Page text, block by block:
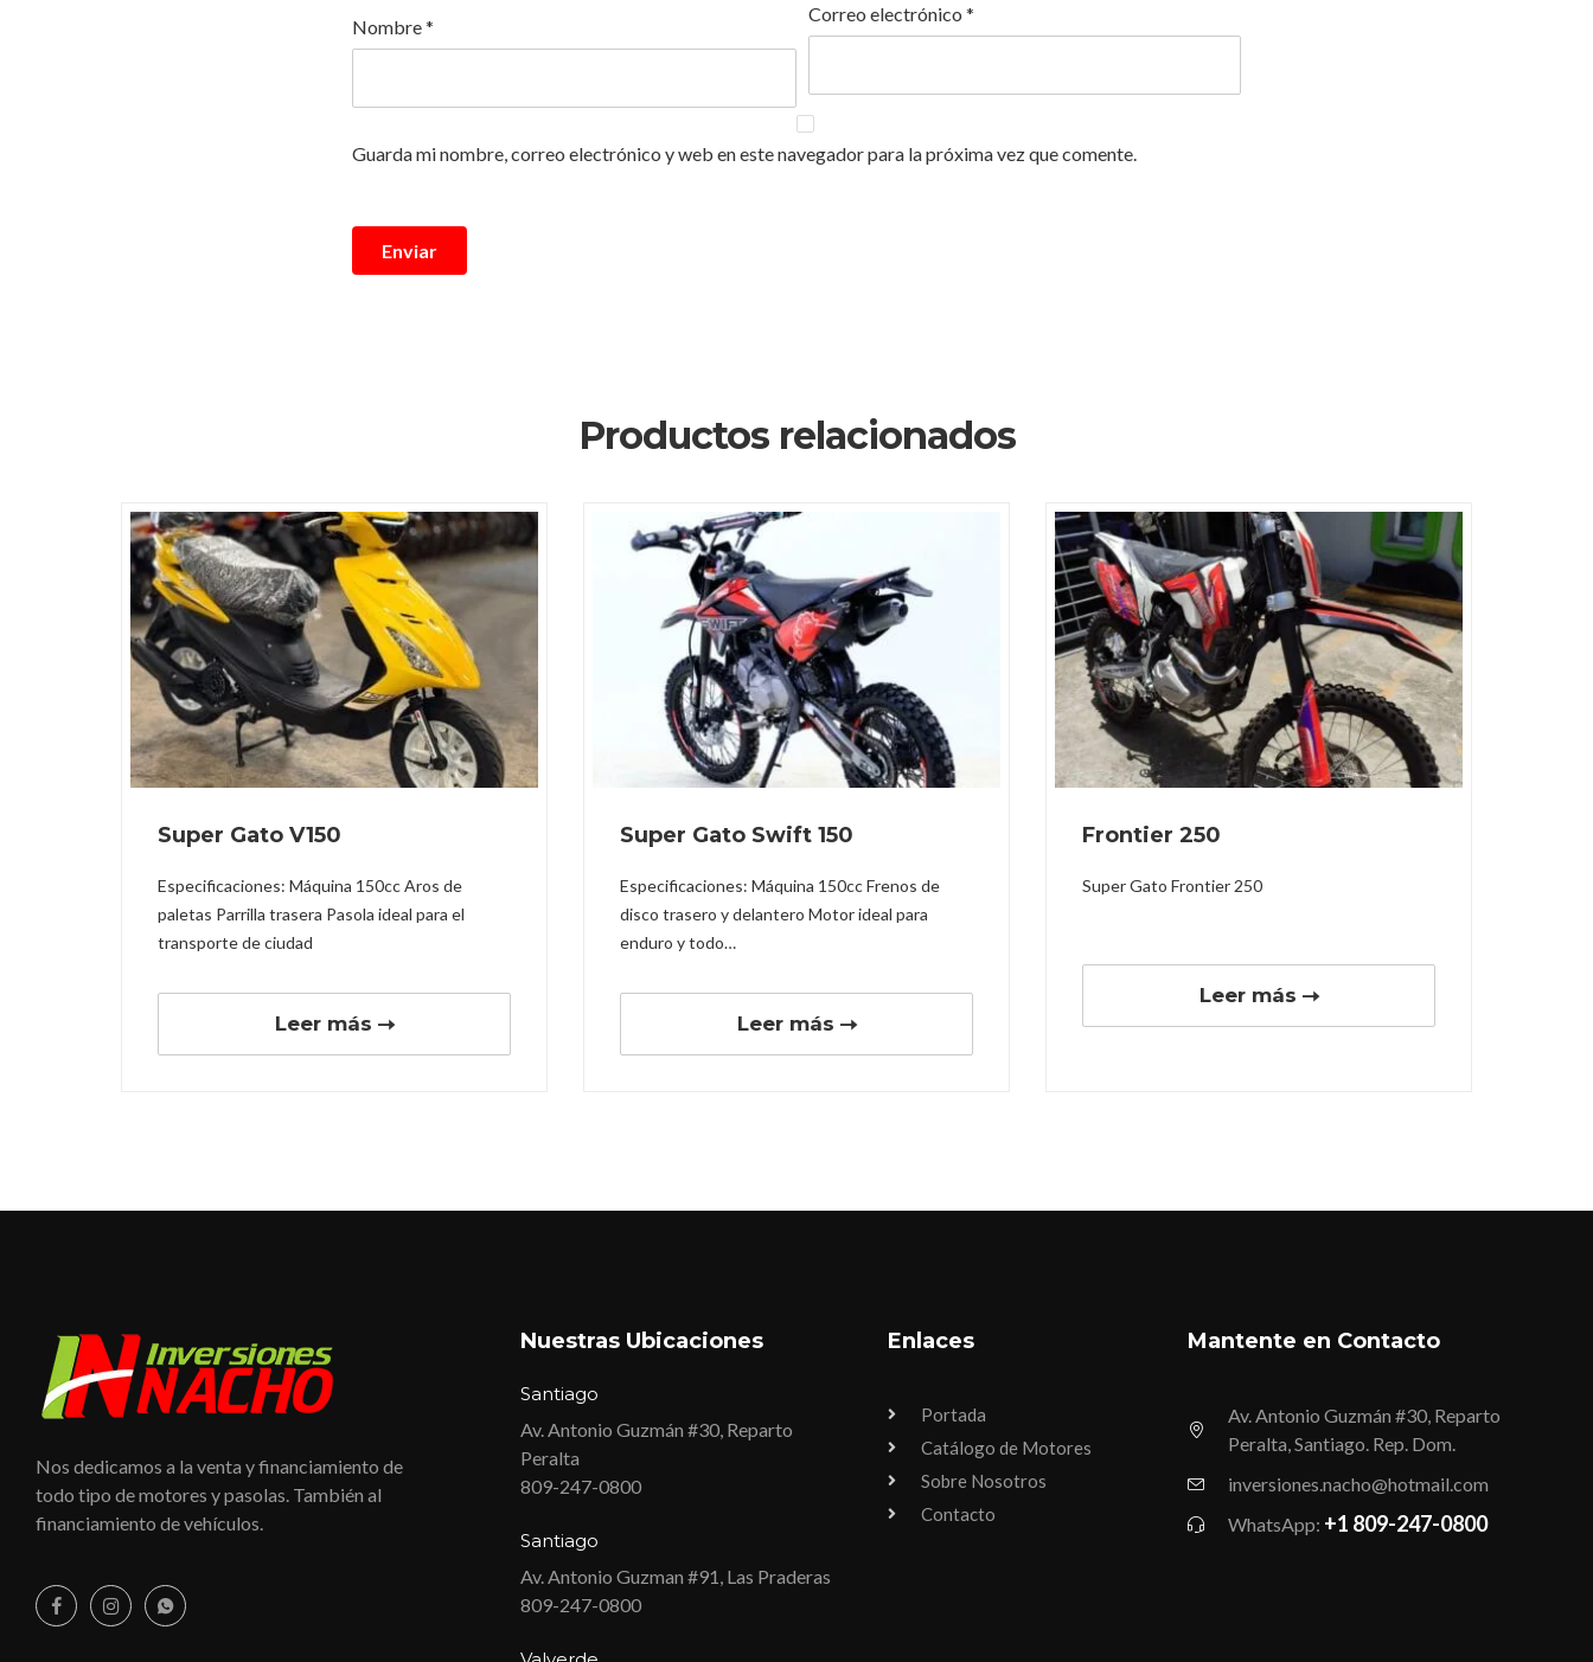
Nombre*
Correo electrónico *
Guarda mi nombre, correo electrónico y web en este navegador para la próxima vez que comente.
Productos relacionados
Super Gato V150
Especificaciones: Máquina 150cc Aros de
paletas Parrilla trasera Pasola ideal para el
transporte de ciudad
Leer más
Super Gato Swift 150
Especificaciones: Máquina 150cc Frenos de
disco trasero y delantero Motor ideal para
enduro y todo…
Leer más
Frontier 250
Super Gato Frontier 250
Leer más
Nos dedicamos a la venta y financiamiento de
todo tipo de motores y pasolas. También al
financiamiento de vehículos.
Nuestras Ubicaciones
Santiago
Av. Antonio Guzmán #30, Reparto
Peralta
809-247-0800
Santiago
Av. Antonio Guzman #91, Las Praderas
809-247-0800
Enlaces
Portada
Catálogo de Motores
Sobre Nosotros
Contacto
Mantente en Contacto
Av. Antonio Guzmán #30, Reparto
Peralta, Santiago. Rep. Dom.
inversiones.nacho@hotmail.com
WhatsApp: +1 809-247-0800